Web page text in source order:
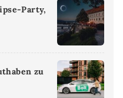
Party,
zu